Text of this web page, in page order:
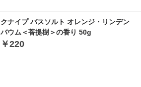
クナイプ バスソルト オレンジ・リンデン
バウム＜菩提樹＞の香り 50g
￥220